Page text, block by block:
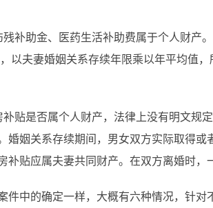
助金、医药生活补助费属于个人财产
以夫妻婚姻关系存续年限乘以年平均值
是否属个人财产，法律上没有明文规
姻关系存续期间，男女双方实际取得或
贴应属夫妻共同财产。在双方离婚时，
中的确定一样，大概有六种情况，针对